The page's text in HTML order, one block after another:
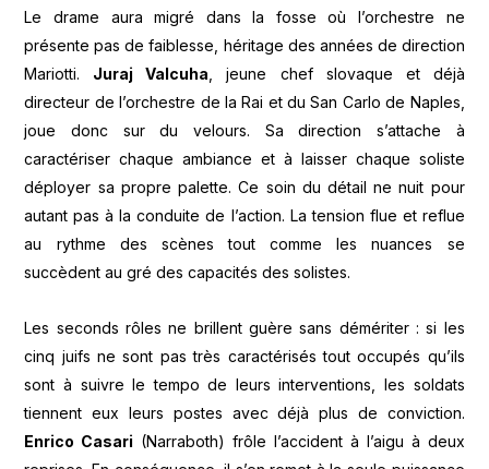
Le drame aura migré dans la fosse où l’orchestre ne
présente pas de faiblesse, héritage des années de direction
Mariotti. Juraj Valcuha , jeune chef slovaque et déjà
directeur de l’orchestre de la Rai et du San Carlo de Naples,
joue donc sur du velours. Sa direction s’attache à
caractériser chaque ambiance et à laisser chaque soliste
déployer sa propre palette. Ce soin du détail ne nuit pour
autant pas à la conduite de l’action. La tension flue et reflue
au rythme des scènes tout comme les nuances se
succèdent au gré des capacités des solistes.
Les seconds rôles ne brillent guère sans démériter : si les
cinq juifs ne sont pas très caractérisés tout occupés qu’ils
sont à suivre le tempo de leurs interventions, les soldats
tiennent eux leurs postes avec déjà plus de conviction.
Enrico Casari (Narraboth) frôle l’accident à l’aigu à deux